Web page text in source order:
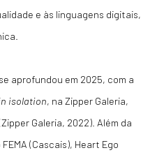
e às linguagens digitais,
aprofundou em 2025, com a
isolation, na Zipper Galeria,
Galeria, 2022). Além da
(Cascais), Heart Ego